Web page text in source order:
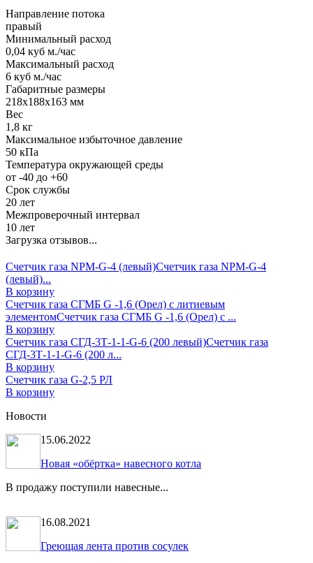
Направление потока
правый
Минимальный расход
0,04 куб м./час
Максимальный расход
6 куб м./час
Габаритные размеры
218х188х163 мм
Вес
1,8 кг
Максимальное избыточное давление
50 кПа
Температура окружающей среды
от -40 до +60
Срок службы
20 лет
Межпроверочный интервал
10 лет
Загрузка отзывов...
Счетчик газа NPM-G-4 (левый)Счетчик газа NPM-G-4
(левый)...
В корзину
Счетчик газа СГМБ G -1,6 (Орел) с литиевым
элементомСчетчик газа СГМБ G -1,6 (Орел) с ...
В корзину
Счетчик газа СГД-3Т-1-1-G-6 (200 левый)Счетчик газа
СГД-3Т-1-1-G-6 (200 л...
В корзину
Счетчик газа G-2,5 РЛ
В корзину
Новости
15.06.2022
Новая «обёртка» навесного котла
В продажу поступили навесные...
16.08.2021
Греющая лента против сосулек